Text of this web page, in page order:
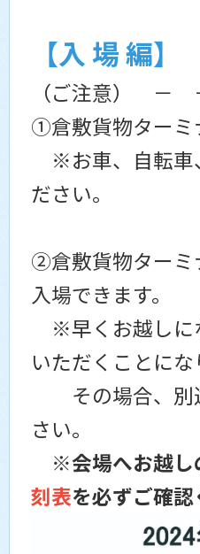
【入 場 編】
（ご注意）
①倉敷貨物ターミ
※お車、自転車
ださい。
②倉敷貨物ターミ
入場できます。
※早くお越しに
いただくことにな
その場合、別
さい。
※会場へお越
刻表を必ずご確認